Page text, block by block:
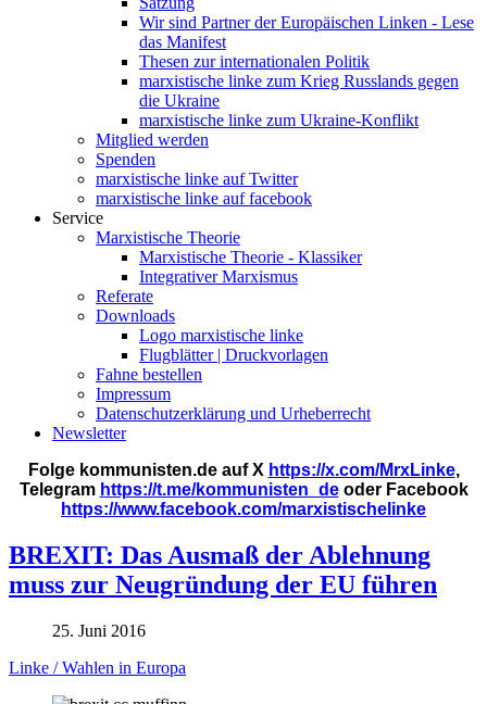
Wir sind Partner der Europäischen Linken - Lese
das Manifest
Thesen zur internationalen Politik
marxistische linke zum Krieg Russlands gegen
die Ukraine
marxistische linke zum Ukraine-Konflikt
Mitglied werden
Spenden
marxistische linke auf Twitter
marxistische linke auf facebook
Service
Marxistische Theorie
Marxistische Theorie - Klassiker
Integrativer Marxismus
Referate
Downloads
Logo marxistische linke
Flugblätter | Druckvorlagen
Fahne bestellen
Impressum
Datenschutzerklärung und Urheberrecht
Newsletter
Folge kommunisten.de auf X https://x.com/MrxLinke,
Telegram https://t.me/kommunisten_deoder Facebook
https://www.facebook.com/marxistischelinke
BREXIT: Das Ausmaß der Ablehnung
muss zur Neugründung der EU führen
25. Juni 2016
Linke / Wahlen in Europa